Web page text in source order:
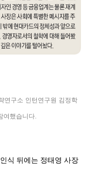
연구소 인턴연구원 김정학
여했습니다
식 뒤에는 정태영 사장